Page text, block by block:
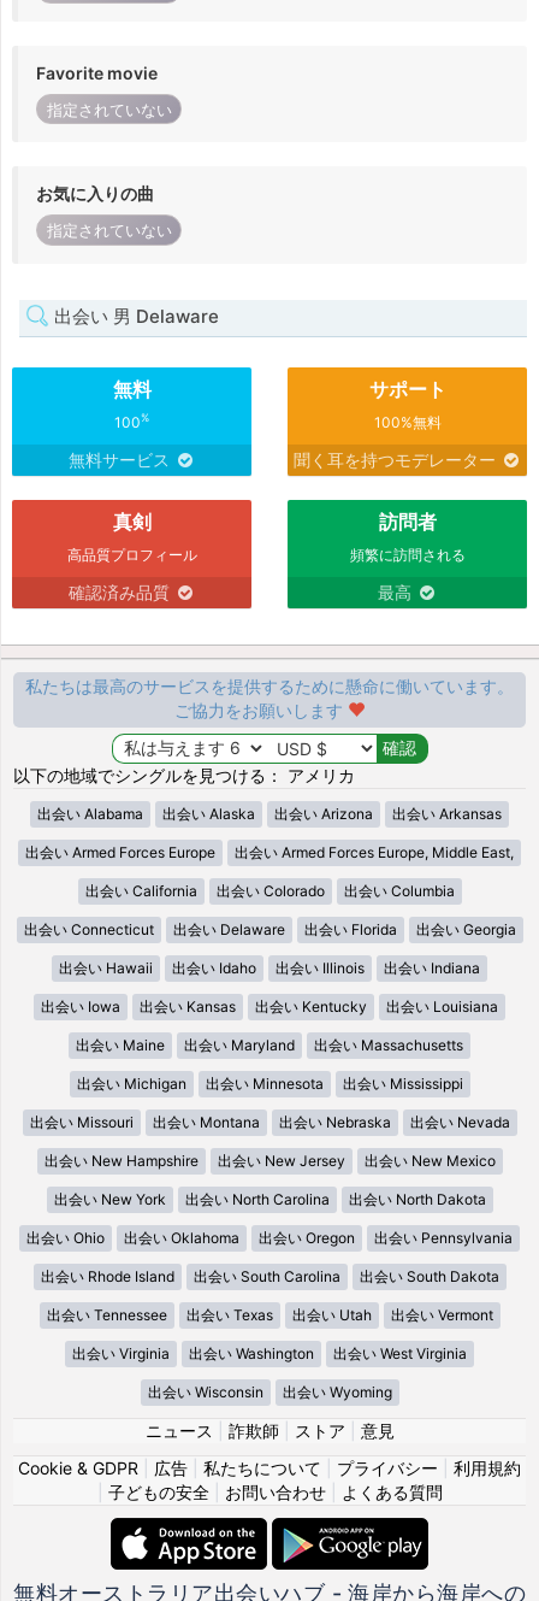
Favorite movie
指定されていない
お気に入りの曲
指定されていない
出会い 男 Delaware
無料
100%
無料サービス
サポート
100%無料
聞く耳を持つモデレーター
真剣
高品質プロフィール
確認済み品質
訪問者
頻繁に訪問される
最高
私たちは最高のサービスを提供するために懸命に働いています。
ご協力をお願いします
以下の地域でシングルを見つける： アメリカ
出会い Alabama 出会い Alaska 出会い Arizona 出会い Arkansas
出会い Armed Forces Europe 出会い Armed Forces Europe, Middle East,
出会い California 出会い Colorado 出会い Columbia
出会い Connecticut 出会い Delaware 出会い Florida 出会い Georgia
出会い Hawaii 出会い Idaho 出会い Illinois 出会い Indiana
出会い Iowa 出会い Kansas 出会い Kentucky 出会い Louisiana
出会い Maine 出会い Maryland 出会い Massachusetts
出会い Michigan 出会い Minnesota 出会い Mississippi
出会い Missouri 出会い Montana 出会い Nebraska 出会い Nevada
出会い New Hampshire 出会い New Jersey 出会い New Mexico
出会い New York 出会い North Carolina 出会い North Dakota
出会い Ohio 出会い Oklahoma 出会い Oregon 出会い Pennsylvania
出会い Rhode Island 出会い South Carolina 出会い South Dakota
出会い Tennessee 出会い Texas 出会い Utah 出会い Vermont
出会い Virginia 出会い Washington 出会い West Virginia
出会い Wisconsin 出会い Wyoming
ニュース 詐欺師 ストア
意見
Cookie & GDPR
広告 私たちについて プライバシー
利用規約
子どもの安全| お問い合わせ| よくある質問
無料オーストラリア出会いハブ - 海岸から海岸への